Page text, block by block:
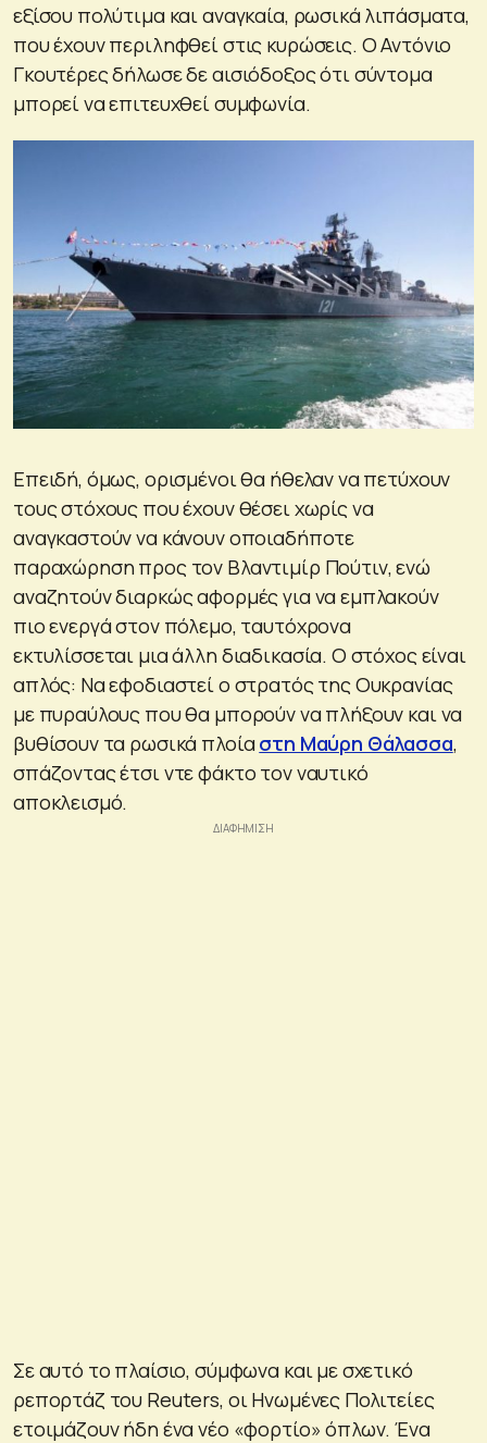
εξίσου πολύτιμα και αναγκαία, ρωσικά λιπάσματα,
που έχουν περιληφθεί στις κυρώσεις. Ο Αντόνιο
Γκουτέρες δήλωσε δε αισιόδοξος ότι σύντομα
μπορεί να επιτευχθεί συμφωνία.
Επειδή, όμως, ορισμένοι θα ήθελαν να πετύχουν
τους στόχους που έχουν θέσει χωρίς να
αναγκαστούν να κάνουν οποιαδήποτε
παραχώρηση προς τον Βλαντιμίρ Πούτιν, ενώ
αναζητούν διαρκώς αφορμές για να εμπλακούν
πιο ενεργά στον πόλεμο, ταυτόχρονα
εκτυλίσσεται μια άλλη διαδικασία. Ο στόχος είναι
απλός: Να εφοδιαστεί ο στρατός της Ουκρανίας
με πυραύλους που θα μπορούν να πλήξουν και να
βυθίσουν τα ρωσικά πλοίαστη Μαύρη Θάλασσα,
σπάζοντας έτσι ντε φάκτο τον ναυτικό
αποκλεισμό.
Σε αυτό το πλαίσιο, σύμφωνα και με σχετικό
ρεπορτάζ του Reuters, οι Ηνωμένες Πολιτείες
ετοιμάζουν ήδη ένα νέο «φορτίο» όπλων. Ένα